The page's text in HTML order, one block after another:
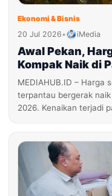
Ekonomi & Bisnis
20 Jul 2026• iMedia
Awal Pekan,
Kompak Naik di
MEDIAHUB.ID – Harga
terpantau bergerak
2026. Kenaikan terjadi